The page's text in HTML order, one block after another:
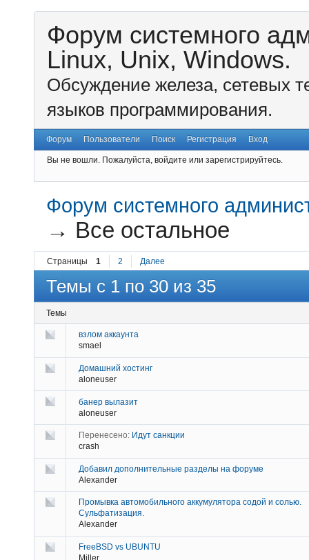
Форум системного
Linux, Unix, Windows.
Обсуждение железа, сетевых
языков программирования.
Форум Пользователи Поиск Регистрация Вход
Вы не вошли. Пожалуйста, войдите или зарегистрируйтесь.
Форум системного
→ Все остальное
Страницы 1 2 Далее
Темы с 1 по 30 из 35
Темы
взлом аккаунта
smael
Домашний хостинг
aloneuser
банер вылазит
aloneuser
Перенесено: Идут санкции
crash
Добавил дополнительные разделы на форуме
Alexander
Промывка автомобильного аккумулятора содой и солью.
Сульфатизация.
Alexander
FreeBSD vs UBUNTU
Miller